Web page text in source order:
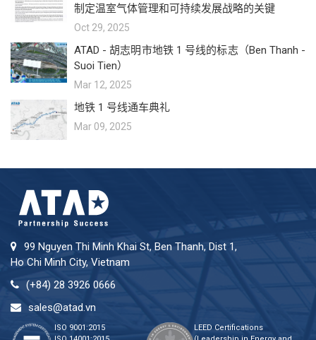
制定温室气体管理和可持续发展战略的关键
Oct 29, 2025
ATAD - 胡志明市地铁 1 号线的标志（Ben Thanh -
Suoi Tien）
Mar 12, 2025
地铁 1 号线通车典礼
Mar 09, 2025
99 Nguyen Thi Minh Khai St, Ben Thanh, Dist 1,
Ho Chi Minh City, Vietnam
(+84) 28 3926 0666
sales@atad.vn
ISO 9001:2015
LEED Certifications